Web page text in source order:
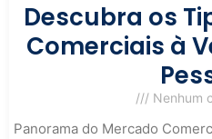
Descubra os
Comerciais à
Nenhum
Panorama do Mercado